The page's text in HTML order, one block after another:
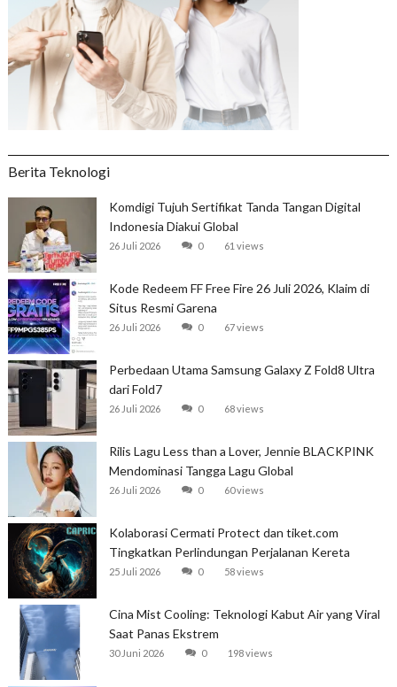
Berita Teknologi
Komdigi Tujuh Sertifikat Tanda Tangan Digital
Indonesia Diakui Global
26 Juli 2026 0 61 views
Kode Redeem FF Free Fire 26 Juli 2026, Klaim di
Situs Resmi Garena
26 Juli 2026 0 67 views
Perbedaan Utama Samsung Galaxy Z Fold8 Ultra
dari Fold7
26 Juli 2026 0 68 views
Rilis Lagu Less than a Lover, Jennie BLACKPINK
Mendominasi Tangga Lagu Global
26 Juli 2026 0 60 views
Kolaborasi Cermati Protect dan tiket.com
Tingkatkan Perlindungan Perjalanan Kereta
25 Juli 2026 0 58 views
Cina Mist Cooling: Teknologi Kabut Air yang Viral
Saat Panas Ekstrem
30 Juni 2026 0 198 views